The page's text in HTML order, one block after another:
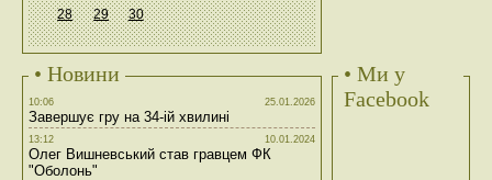
28 29 30
• Новини
10:06 25.01.2026
Завершує гру на 34-ій хвилині
13:12 10.01.2024
Олег Вишневський став гравцем ФК
"Оболонь"
• Ми у
Facebook